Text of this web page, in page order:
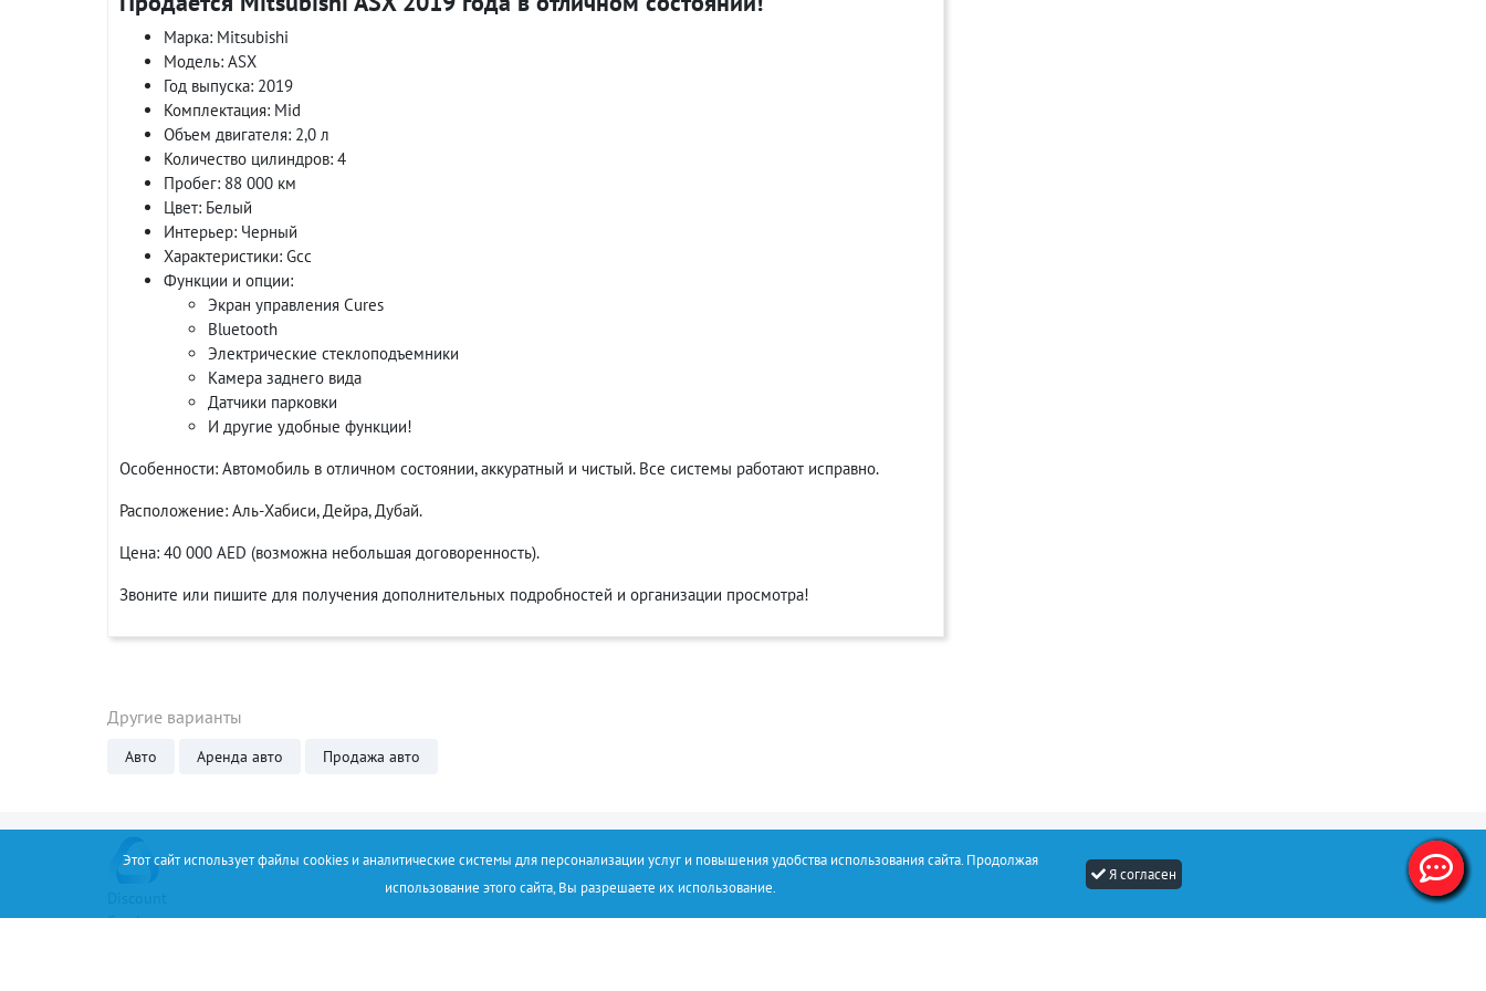
Этот сайт использует файлы cookies и аналитические системы для персонализации услуг и повышения удобства использования сайта. Продолжая
использование этого сайта, Вы разрешаете их использование.
Я согласен
Марка: Mitsubishi
Модель: ASX
Год выпуска: 2019
Комплектация: Mid
Объем двигателя: 2,0 л
Количество цилиндров: 4
Пробег: 88 000 км
Цвет: Белый
Интерьер: Черный
Характеристики: Gcc
Функции и опции:
Экран управления Cures
Bluetooth
Электрические стеклоподъемники
Камера заднего вида
Датчики парковки
И другие удобные функции!
Особенности: Автомобиль в отличном состоянии, аккуратный и чистый. Все системы работают исправно.
Расположение: Аль-Хабиси, Дейра, Дубай.
Цена: 40 000 AED (возможна небольшая договоренность).
Звоните или пишите для получения дополнительных подробностей и организации просмотра!
Другие варианты
Авто Аренда авто Продажа авто
Service